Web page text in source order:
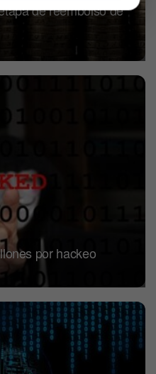
de reembolso de
por hackeo